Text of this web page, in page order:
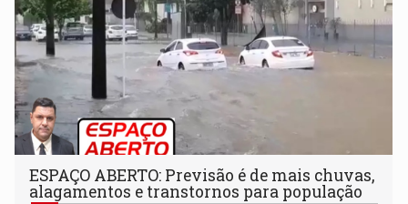
ESPAÇO ABERTO: Previsão é de mais chuvas,
alagamentos e transtornos para população